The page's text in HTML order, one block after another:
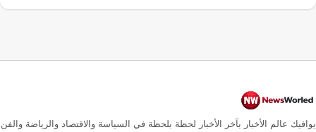
يوافيك عالم الأخبار بآخر الأخبار لحظة بلحظة في السياسة والاقتصاد والرياضة والفن